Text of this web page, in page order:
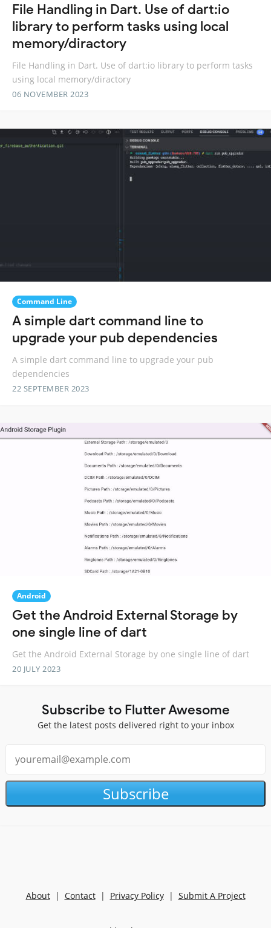
File Handling in Dart. Use of dart:io
library to perform tasks using local
memory/diractory
File Handling in Dart. Use of dart:io library to perform tasks
using local memory/diractory
06 NOVEMBER 2023
Command Line
A simple dart command line to
upgrade your pub dependencies
A simple dart command line to upgrade your pub
dependencies
22 SEPTEMBER 2023
Android
Get the Android External Storage by
one single line of dart
Get the Android External Storage by one single line of dart
20 JULY 2023
Subscribe to Flutter Awesome
Get the latest posts delivered right to your inbox
Subscribe
About| Contact| Privacy Policy| Submit A Project